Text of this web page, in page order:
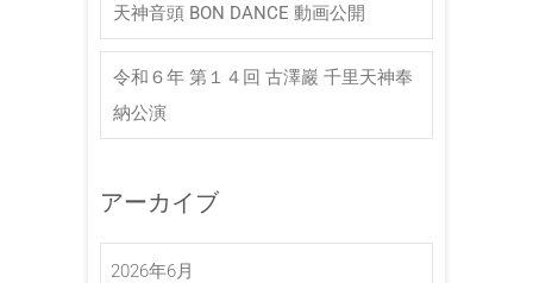
天神音頭 BON DANCE 動画公開
令和６年 第１４回 古澤巖 千里天神奉
納公演
アーカイブ
2026年6月